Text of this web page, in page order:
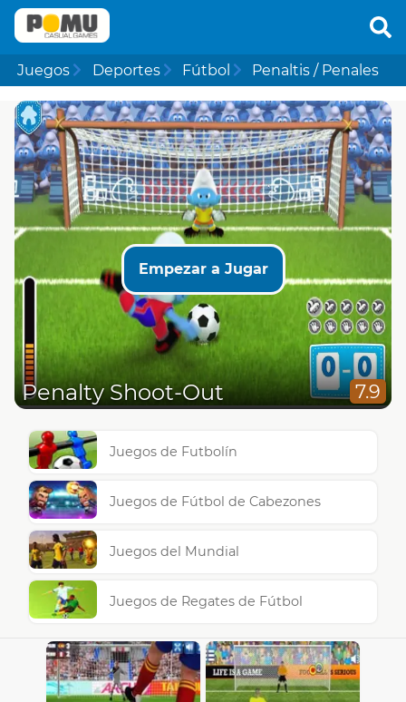
Juegos Deportes Fútbol Penaltis / Penales
Empezar a Jugar
Penalty Shoot-Out 7.9
Juegos de Futbolín
Juegos de Fútbol de Cabezones
Juegos del Mundial
Juegos de Regates de Fútbol